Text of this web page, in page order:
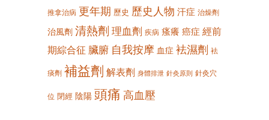
推拿治病 更年期 歷史 歷史人物 汗症 治燥劑
治風劑 清熱劑 理血劑 疾病 瘙癢 癌症 經前
期綜合征 臟腑 自我按摩 血症 袪濕劑 袪
痰劑 補益劑 解表劑 身體排泄 針灸原則 針灸穴
位 閉經 陰陽 頭痛 高血壓